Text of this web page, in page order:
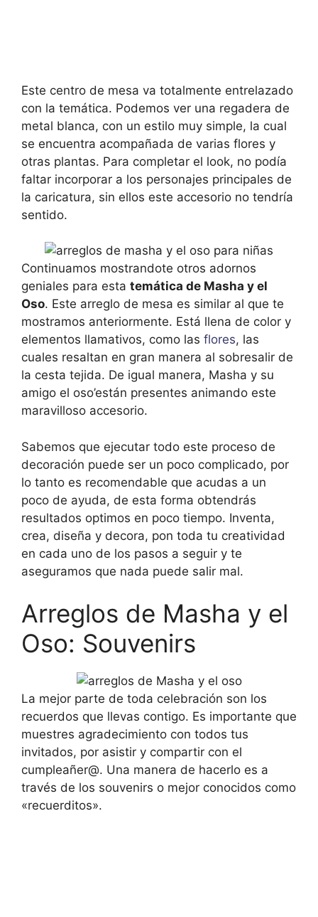
Este centro de mesa va totalmente entrelazado
con la temática. Podemos ver una regadera de
metal blanca, con un estilo muy simple, la cual
se encuentra acompañada de varias flores y
otras plantas. Para completar el look, no podía
faltar incorporar a los personajes principales de
la caricatura, sin ellos este accesorio no tendría
sentido.
Continuamos mostrandote otros adornos
geniales para esta temática de Masha y el
Oso. Este arreglo de mesa es similar al que te
mostramos anteriormente. Está llena de color y
elementos llamativos, como las flores, las
cuales resaltan en gran manera al sobresalir de
la cesta tejida. De igual manera, Masha y su
amigo el oso’están presentes animando este
maravilloso accesorio.
Sabemos que ejecutar todo este proceso de
decoración puede ser un poco complicado, por
lo tanto es recomendable que acudas a un
poco de ayuda, de esta forma obtendrás
resultados optimos en poco tiempo. Inventa,
crea, diseña y decora, pon toda tu creatividad
en cada uno de los pasos a seguir y te
aseguramos que nada puede salir mal.
Arreglos de Masha y el
Oso: Souvenirs
La mejor parte de toda celebración son los
recuerdos que llevas contigo. Es importante que
muestres agradecimiento con todos tus
invitados, por asistir y compartir con el
cumpleañer@. Una manera de hacerlo es a
través de los souvenirs o mejor conocidos como
«recuerditos».